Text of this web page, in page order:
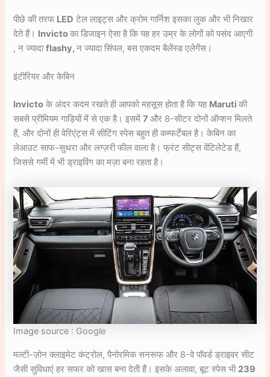
पीछे की तरफ LED टेल लाइट्स और क्रोम गार्निश इसका लुक और भी निखार
देते हैं। Invictoका डिजाइन ऐसा है कि यह हर उम्र के लोगों को पसंद आएगी
, न ज्यादाflashy,न ज्यादा सिंपल, बस एकदम बैलेंस्ड एलेगेंस।
इंटीरियर और केबिन
Invicto के अंदर कदम रखते ही आपको महसूस होता है कि यह Marutiकी
सबसे प्रीमियम गाड़ियों में से एक है। इसमें7और 8-सीटर दोनों ऑप्शन मिलते
हैं, और दोनों ही वेरिएंट्स में सीटिंग स्पेस बहुत ही कम्फर्टेबल है। केबिन का
लेआउट साफ-सुथरा और लग्ज़री फील वाला है। फ्रंट सीट्स वेंटिलेटेड हैं,
जिससे गर्मी में भी ड्राइविंग का मज़ा बना रहता है।
Image source : Google
मल्टी-ज़ोन क्लाइमेट कंट्रोल, पैनोरमिक सनरूफ और 8-वे पॉवर्ड ड्राइवर सीट
जैसी सुविधाएं हर सफर को खास बना देती हैं। इसके अलावा, बूट स्पेस भी 239